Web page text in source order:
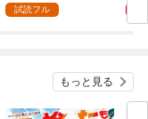
試読フル
もっと見る